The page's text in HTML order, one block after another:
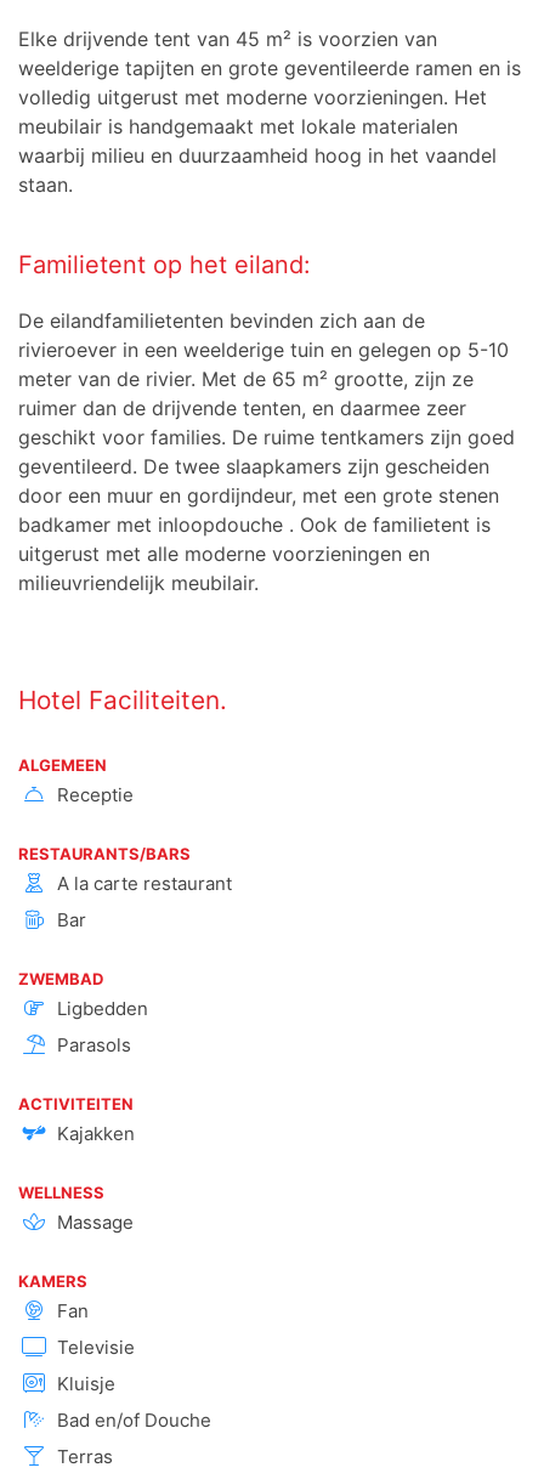
Elke drijvende tent van 45 m² is voorzien van
weelderige tapijten en grote geventileerde ramen en is
volledig uitgerust met moderne voorzieningen. Het
meubilair is handgemaakt met lokale materialen
waarbij milieu en duurzaamheid hoog in het vaandel
staan.
Familietent op het eiland:
De eilandfamilietenten bevinden zich aan de
rivieroever in een weelderige tuin en gelegen op 5-10
meter van de rivier. Met de 65 m² grootte, zijn ze
ruimer dan de drijvende tenten, en daarmee zeer
geschikt voor families. De ruime tentkamers zijn goed
geventileerd. De twee slaapkamers zijn gescheiden
door een muur en gordijndeur, met een grote stenen
badkamer met inloopdouche . Ook de familietent is
uitgerust met alle moderne voorzieningen en
milieuvriendelijk meubilair.
Hotel Faciliteiten.
ALGEMEEN
Receptie
RESTAURANTS/BARS
A la carte restaurant
Bar
ZWEMBAD
Ligbedden
Parasols
ACTIVITEITEN
Kajakken
WELLNESS
Massage
KAMERS
Fan
Televisie
Kluisje
Bad en/of Douche
Terras